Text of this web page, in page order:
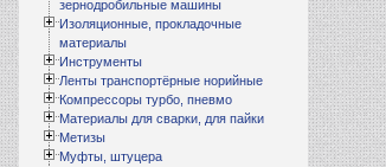
зернодробильные машины
Изоляционные, прокладочные
материалы
Инструменты
Ленты транспортёрные норийные
Компрессоры турбо, пневмо
Материалы для сварки, для пайки
Метизы
Муфты, штуцера